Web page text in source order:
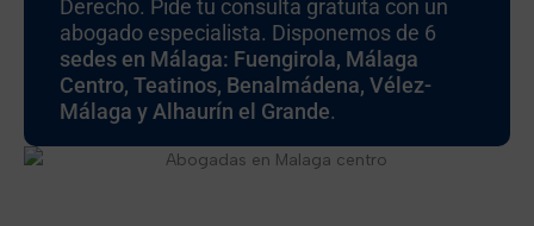
Derecho. Pide tu consulta gratuita con un
abogado especialista. Disponemos de 6
sedes en Málaga: Fuengirola, Málaga
Centro, Teatinos, Benalmádena, Vélez-
Málaga y Alhaurín el Grande.